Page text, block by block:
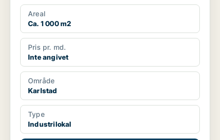
Areal
Ca. 1 000 m2
Pris pr. md.
Inte angivet
Område
Karlstad
Type
Industrilokal